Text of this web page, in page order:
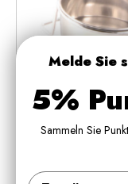
Trixie
Armaturen
Melde Sie
5%
Sammeln Sie